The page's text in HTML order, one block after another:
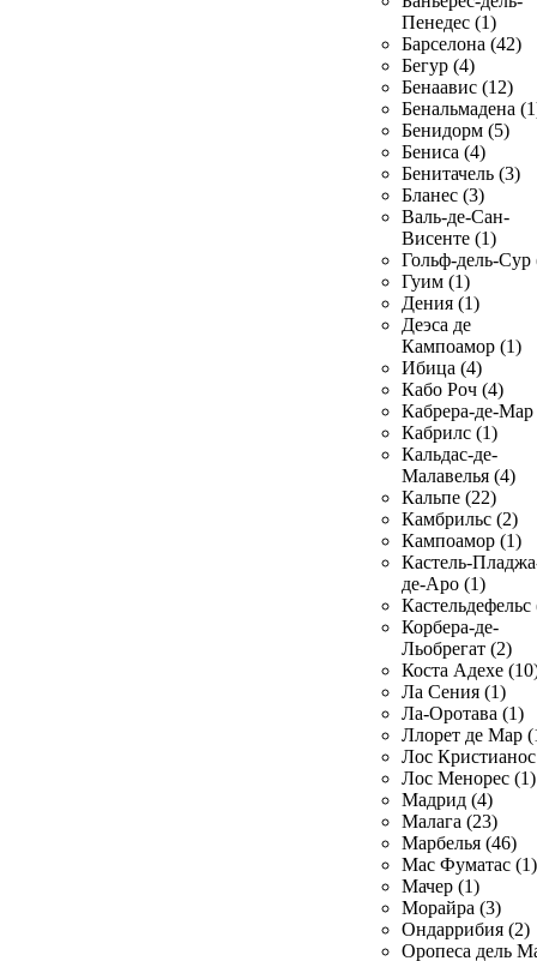
Пенедес (1)
Барселона (42)
Бегур (4)
Бенаавис (12)
Бенальмадена
Бенидорм (5)
Бениса (4)
Бенитачель (3)
Бланес (3)
Валь-де-Сан-
Висенте (1)
Гольф-дель-Сур
Гуим (1)
Дения (1)
Деэса де
Кампоамор (1)
Ибица (4)
Кабо Роч (4)
Кабрера-де-Мар
Кабрилс (1)
Кальдас-де-
Малавелья (4)
Кальпе (22)
Камбрильс (2)
Кампоамор (1)
Кастель-
де-Аро (1)
Кастельдефельс
Корбера-де-
Льобрегат (2)
Коста Адехе
Ла Сения (1)
Ла-Оротава (1)
Ллорет де Мар
Лос
Лос Менорес (1)
Мадрид (4)
Малага (23)
Марбелья (46)
Мас Фуматас (1)
Мачер (1)
Морайра (3)
Ондаррибия (2)
Оропеса дель